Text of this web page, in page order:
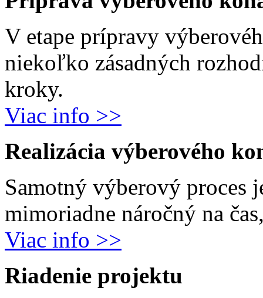
V etape prípravy
niekoľko zásadných
kroky.
Viac info >>
Realizácia výberového
Samotný výberový proces
mimoriadne náročný na
Viac info >>
Riadenie projektu